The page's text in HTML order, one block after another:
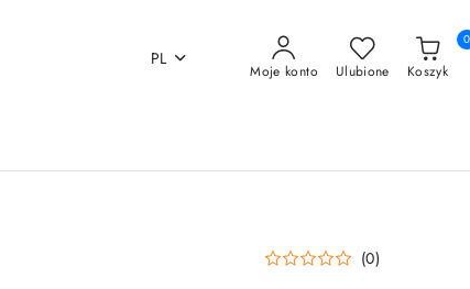
PL
Moje konto Ulubione Koszyk
0
(0)